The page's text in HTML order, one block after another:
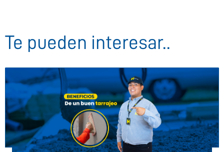
Te pueden interesar..